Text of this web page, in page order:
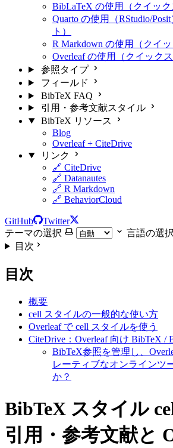
BibLaTeX の使用（クイック
Quarto の使用（RStudio/
ト）
R Markdown の使用（クイッ
Overleaf の使用（クイックス
参照タイプ
フィールド
BibTeX FAQ
引用・参考文献スタイル
BibTeX リソース
Blog
Overleaf + CiteDrive
リンク
🔗 CiteDrive
🔗 Datanautes
🔗 R Markdown
🔗 BehaviorCloud
GitHub
Twitter
テーマの選択
言語の選択
目次
目次
概要
cell スタイルの一般的な使い方
Overleaf で cell スタイルを使う
CiteDrive：Overleaf 向け BibTeX /
BibTeX参照を管理し、
レーティブなオンラインツ
か？
BibTeX スタイル
引用・参考文献と